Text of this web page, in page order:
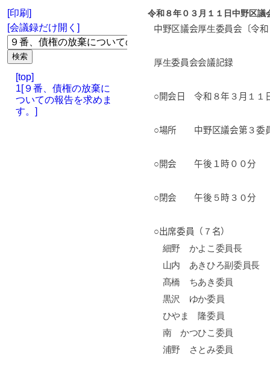
[印刷]
[会議録だけ開く]
[top]
1[９番、債権の放棄に
ついての報告を求めま
す。]
令和８年０３月１１日中野区
中野区議会厚生委員会〔令和
厚生委員会会議記録
○開会日 令和 ８年 ３ 月 １１
○場所 中野区議会第３委
○開会 午後１時００分
○閉会 午後 ５ 時 ３０分
○出席委員（ ７ 名）
細野 かよこ委員長
山内 あきひろ副委員長
髙橋 ちあき委員
黒沢 ゆか委員
ひやま 隆委員
南 かつひこ委員
浦野 さとみ委員